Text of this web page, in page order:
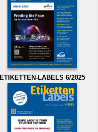
ETIKETTEN-LABELS 6/2025